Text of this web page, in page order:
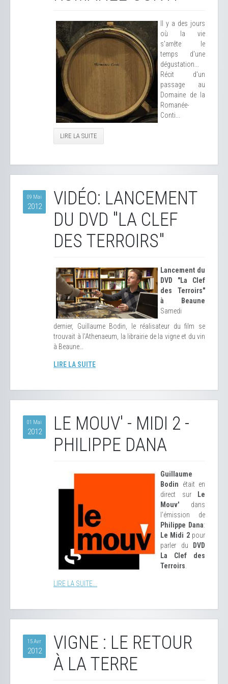
Il y a des jours
où la vie
s'arrête le
temps d'une
dégustation...
Récit d'un
passage au
Domaine de la
Romanée-
Conti...
LIRE LA SUITE
09 Mai
2012
VIDÉO: LANCEMENT
DU DVD "LA CLEF
DES TERROIRS"
Lancement du
DVD "La Clef
des Terroirs"
à Beaune
Samedi
dernier, Guillaume Bodin, le réalisateur du film se
trouvait à l'Athenaeum, la librairie de la vigne et du vin
à Beaune…
LIRE LA SUITE
01 Mai
2012
LE MOUV' - MIDI 2 -
PHILIPPE DANA
Guillaume
Bodin était en
direct sur
Le
Mouv' dans
l'émission de
Philippe Dana:
Le Midi 2pour
parler du
DVD
La Clef des
Terroirs
LIRE LA SUITE...
15 Avr
2012
VIGNE : LE RETOUR
À LA TERRE